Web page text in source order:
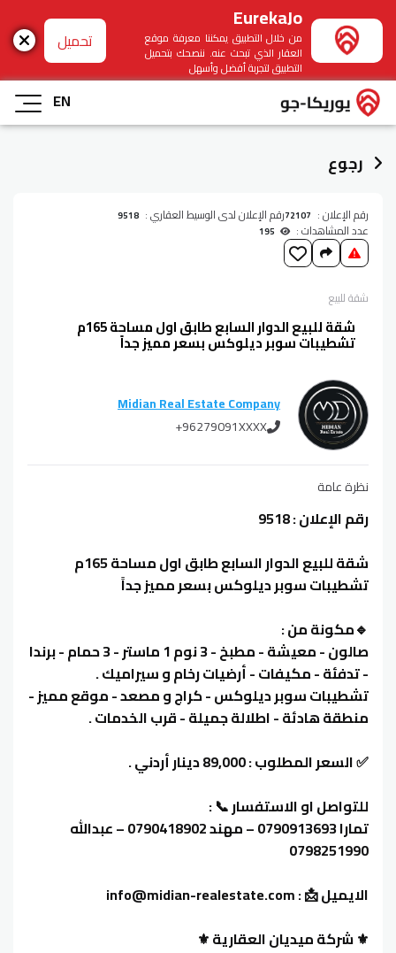
EurekaJo
من خلال التطبيق يمكننا معرفة موقع
العقار الذي تبحث عنه. ننصحك بتحميل
التطبيق لتجربة أفضل وأسهل
تحميل
EN
رجوع
رقم الإعلان : 72107رقم الإعلان لدى الوسيط العقاري : 9518
عدد المشاهدات :
شقةللبيع
شقة للبيع الدوار السابع طابق اول مساحة 165م
تشطيبات سوبر ديلوكس بسعر مميز جداً
Midian Real Estate Company
+96279091XXXX
نظرة عامة
رقم الإعلان : 9518
شقة للبيع الدوار السابع طابق اول مساحة 165م
تشطيبات سوبر ديلوكس بسعر مميز جداً
🔹مكونة من :
صالون - معيشة - مطبخ - 3 نوم 1 ماستر - 3 حمام - برندا
- تدفئة - مكيفات - أرضيات رخام و سيراميك .
تشطيبات سوبر ديلوكس - كراج و مصعد - موقع مميز -
منطقة هادئة - اطلالة جميلة - قرب الخدمات .
✅ السعر المطلوب : 89,000 دينار أردني .
للتواصل او الاستفسار 📞 :
تمارا 0790913693 – مهند 0790418902 – عبدالله
0798251990
الايميل 📩 : info@midian-realestate.com
⚜️ شركة ميديان العقارية ⚜️